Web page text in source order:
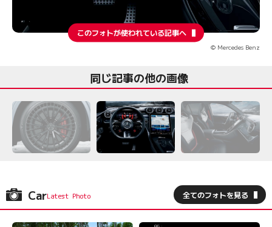
このフォトが使われている記事へ
© Mercedes Benz
同じ記事の他の画像
Car 全てのフォトを見る